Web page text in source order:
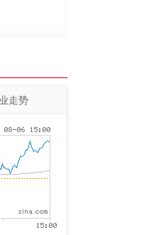
走势